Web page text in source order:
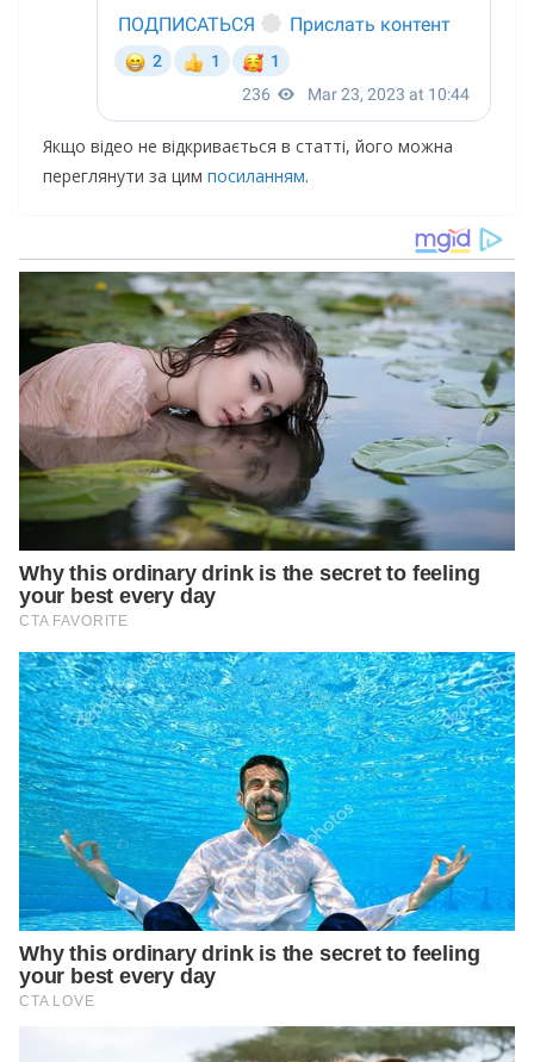
Якщо відео не відкривається в статті, його можна
переглянути за цим посиланням.